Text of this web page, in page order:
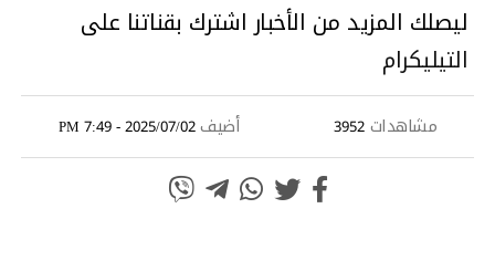
ليصلك المزيد من الأخبار اشترك بقناتنا على
التيليكرام
مشاهدات 3952 أضيف2025/07/02 - 7:49 PM